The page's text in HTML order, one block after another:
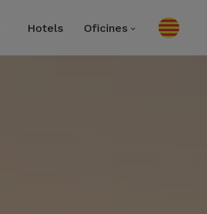
Hotels Oficines